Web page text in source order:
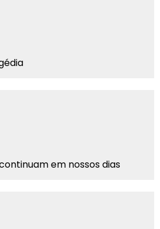
em nossos dias